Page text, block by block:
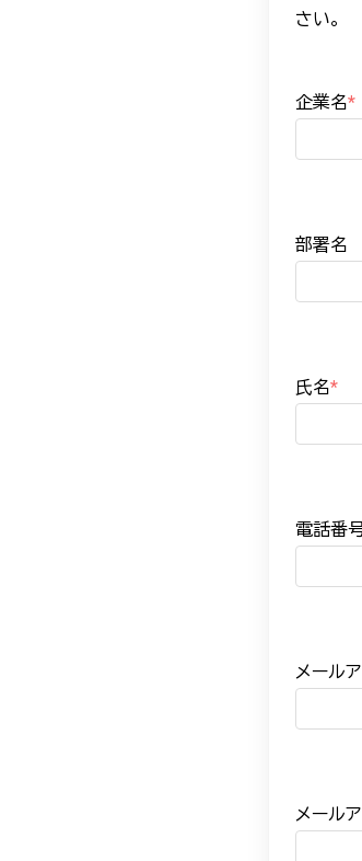
さい。
企業名*
部署名
氏名*
電話番
メール
メール